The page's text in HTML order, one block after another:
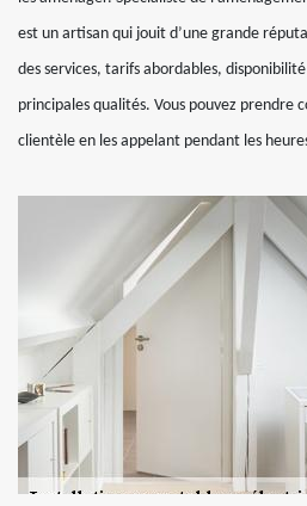
est un artisan qui jouit d’une grande
des services, tarifs abordables,
principales qualités. Vous pouvez prendre
clientèle en les appelant pendant les